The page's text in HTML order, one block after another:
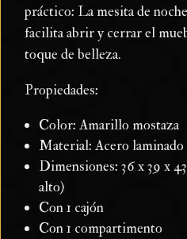
práctico: La mesita de
facilita abrir y cerrar el
toque de belleza.
Propiedades:
Color: Amarillo mostaza
Material: Acero
Dimensiones: 36 x 39 x
alto)
Con 1 cajón
Con 1 compartimento